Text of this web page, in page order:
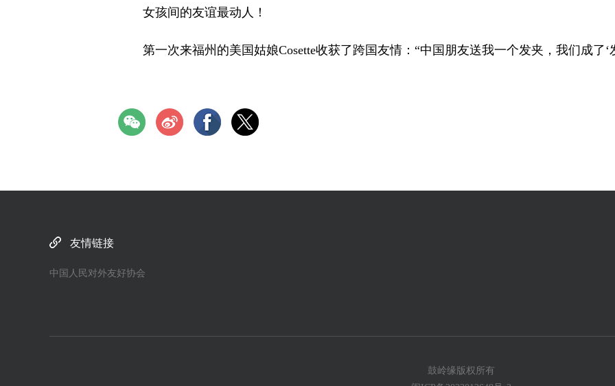
女孩间的友谊最动人！
第一次来福州的美国姑娘Cosette收获了跨国友情：“中国朋友送我一个发夹，我们成了‘
友情链接
中国人民对外友好协会
鼓岭缘版权所有